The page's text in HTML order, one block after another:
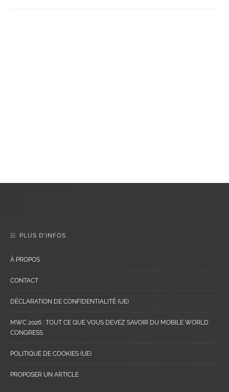
PLUS D’INFOS
À PROPOS
CONTACT
DÉCLARATION DE CONFIDENTIALITÉ (UE)
MWC 2026 : TOUT CE QUE VOUS DEVEZ SAVOIR DU MOBILE WORLD
CONGRESS
POLITIQUE DE COOKIES (UE)
PROPOSER UN ARTICLE